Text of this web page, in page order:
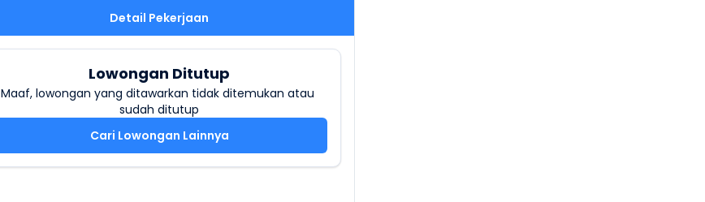
Detail Pekerjaan
Lowongan Ditutup
Maaf, lowongan yang ditawarkan tidak ditemukan atau
sudah ditutup
Cari Lowongan Lainnya